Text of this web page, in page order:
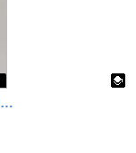
Súper reto Digicraft 2°A 2022/23 CEIP LA ESCUELA